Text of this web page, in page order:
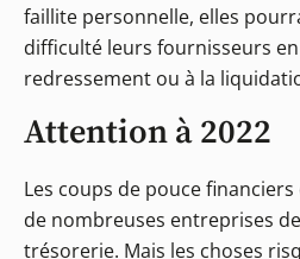
faillite personnelle, elles
difficulté leurs fournisseurs
redressement ou à la
Attention à 2022
Les coups de pouce
de nombreuses entreprises
trésorerie. Mais les choses